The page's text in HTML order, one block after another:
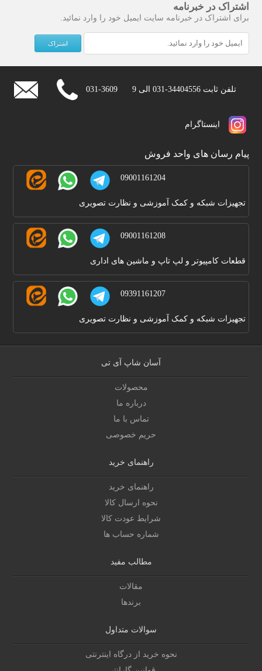
اشتراک در خبرنامه
برای اشتراک در خبرنامه سایت ایمیل خود را وارد نمائید.
031-3609 تلفن ثابت 031-34404556الی 9
اينستاگرام
پیام رسان های واحد فروش
09001161204
تجهیزات شبکه و کمک آموزشی و نظارت تصویری
09001161208
قطعات کامپیوتر و لپ تاپ و ماشین های اداری
09391161207
تجهیزات شبکه و کمک آموزشی و نظارت تصویری
آسان شاپ آی تی
محصولات
درباره ما
تماس با ما
حریم خصوصی
راهنمای خرید
راهنمای خرید
نحوه ارسال کالا
شرایط عودت کالا
شماره حساب ها
مطالب مفید
مقالات
برندها
سوالات متداول
نحوه خرید از درگاه اینترنتی